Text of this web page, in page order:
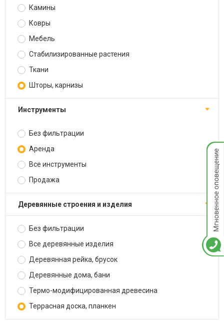
Камины
Ковры
Мебель
Стабилизированные растения
Ткани
Шторы, карнизы
Инструменты
Без фильтрации
Аренда
Все инструменты
Продажа
Деревянные строения и изделия
Без фильтрации
Все деревянные изделия
Деревянная рейка, брусок
Деревянные дома, бани
Термо-модифицированная древесина
Террасная доска, планкен